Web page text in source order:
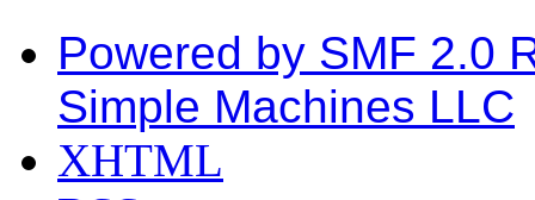
Powered by SMF 2.0
Simple Machines LLC
XHTML